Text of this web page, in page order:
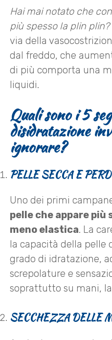
Hai mai notato che
più spesso la plin plin?
via della
dal freddo, che
di più comporta una
liquidi.
Quali sono i 5
disidratazione
ignorare?
PELLE SECCA E
Uno dei primi
pelle che appare più
meno elastica. La
la capacità della pelle
grado di idratazione,
screpolature e
soprattutto su mani,
SECCHEZZA DELLE